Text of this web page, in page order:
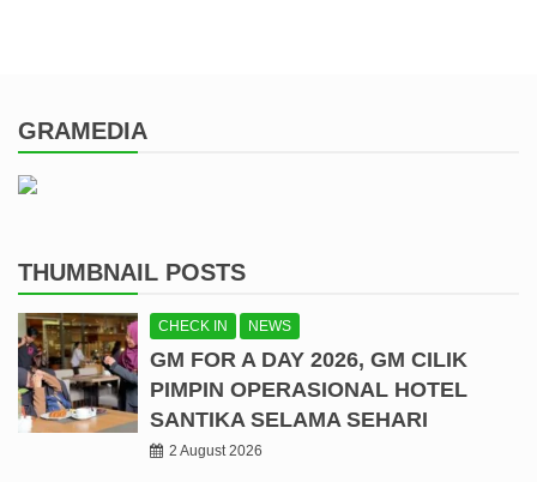
GRAMEDIA
THUMBNAIL POSTS
CHECK IN NEWS
GM FOR A DAY 2026, GM CILIK
PIMPIN OPERASIONAL HOTEL
SANTIKA SELAMA SEHARI
2 August 2026